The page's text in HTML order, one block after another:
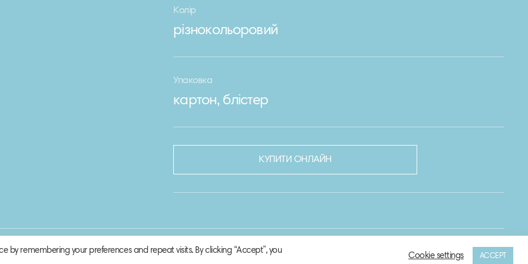
Колір
різнокольоровий
Упаковка
картон, блістер
КУПИТИ ОНЛАЙН
by remembering your preferences and repeat visits. By clicking “Accept”, you
Cookie settings ACCEPT